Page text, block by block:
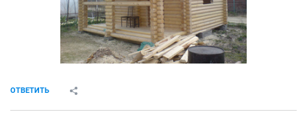
ОТВЕТИТЬ